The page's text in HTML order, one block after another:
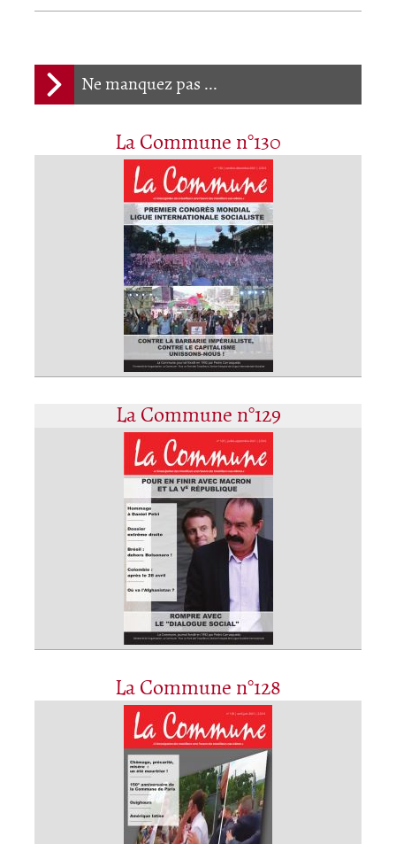
Ne manquez pas ...
La Commune n°130
La Commune n°129
La Commune n°128